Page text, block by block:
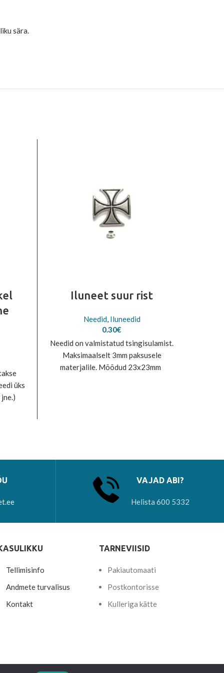
sära.
üks
Iluneet suur rist
Needid, Iluneedid
0.30€
Needid on valmistatud tsingisulamist.
Maksimaalselt 3mm paksusele
materjalile. Mõõdud 23x23mm
VAJAD ABI?
Helista 600 5332
Tellimisinfo
Andmete turvalisus
Kontakt
TARNEVIISID
Pakiautomaati
Postkontorisse
Kulleriga kätte